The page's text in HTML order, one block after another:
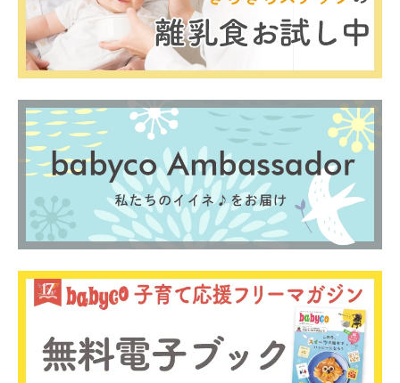
0歳 2歳 産後
妊娠後期／８〜10ヵ月
プレママ
キャンペーン 生後10〜11ヵ月
パパ
プレゼント